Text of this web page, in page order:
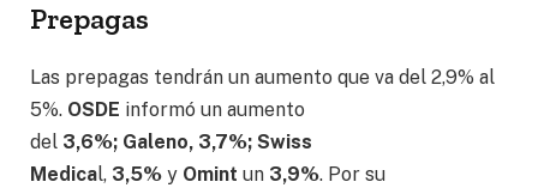
Prepagas
Las prepagas tendrán un aumento que va del 2,9% al
5%. OSDE informó un aumento
del 3,6%; Galeno, 3,7%; Swiss
Medical, 3,5% y Omint un 3,9%. Por su